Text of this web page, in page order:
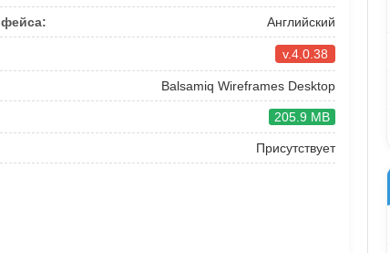
Английский
v.4.0.38
Balsamiq Wireframes Desktop
205.9 MB
Присутствует